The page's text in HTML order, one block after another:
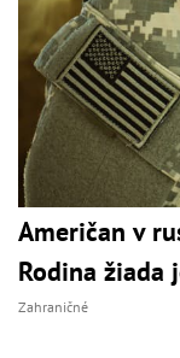
Američan v
Rodina žiada
Zahraničné